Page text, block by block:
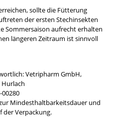
sollte die Fütterung
der ersten Stechinsekten
Sommersaison aufrecht erhalten
längeren Zeitraum ist sinnvoll
Vetripharm GmbH,
Hurlach
00280
Mindesthaltbarkeitsdauer und
der Verpackung.